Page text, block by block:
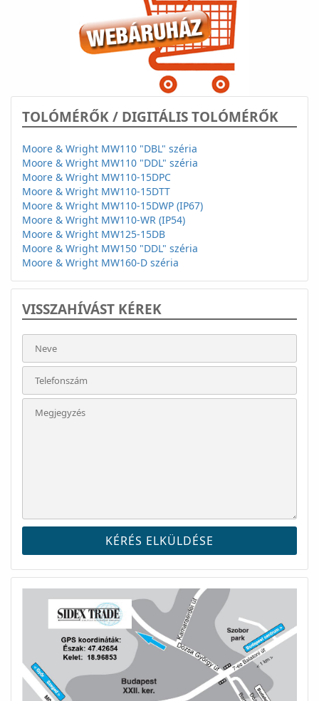
TOLÓMÉRŐK / DIGITÁLIS TOLÓMÉRŐK
Moore & Wright MW110 "DBL" széria
Moore & Wright MW110 "DDL" széria
Moore & Wright MW110-15DPC
Moore & Wright MW110-15DTT
Moore & Wright MW110-15DWP (IP67)
Moore & Wright MW110-WR (IP54)
Moore & Wright MW125-15DB
Moore & Wright MW150 "DDL" széria
Moore & Wright MW160-D széria
VISSZAHÍVÁST KÉREK